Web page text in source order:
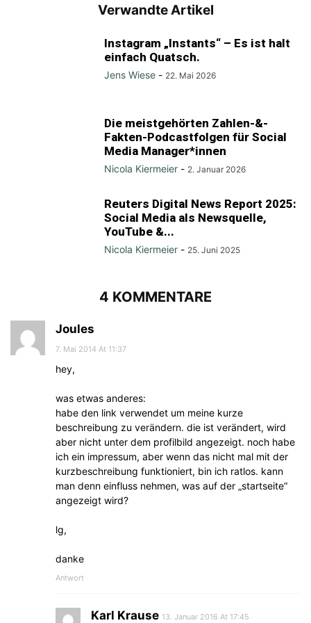
Verwandte Artikel
Instagram „Instants“ – Es ist halt
einfach Quatsch.
Jens Wiese - 22. Mai 2026
Die meistgehörten Zahlen-&-
Fakten-Podcastfolgen für Social
Media Manager*innen
Nicola Kiermeier - 2. Januar 2026
Reuters Digital News Report 2025:
Social Media als Newsquelle,
YouTube &...
Nicola Kiermeier - 25. Juni 2025
4 KOMMENTARE
Joules
7. Mai 2014 At 11:37
hey,
was etwas anderes:
habe den link verwendet um meine kurze
beschreibung zu verändern. die ist verändert, wird
aber nicht unter dem profilbild angezeigt. noch habe
ich ein impressum, aber wenn das nicht mal mit der
kurzbeschreibung funktioniert, bin ich ratlos. kann
man denn einfluss nehmen, was auf der „startseite“
angezeigt wird?
lg,
danke
Antwort
Karl Krause 13. Januar 2016 At 17:45